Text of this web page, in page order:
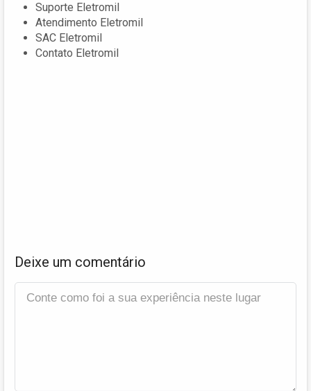
Suporte Eletromil
Atendimento Eletromil
SAC Eletromil
Contato Eletromil
Deixe um comentário